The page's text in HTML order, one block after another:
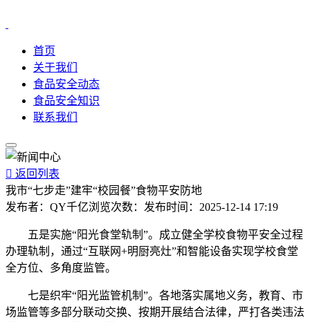
首页
关于我们
食品安全动态
食品安全知识
联系我们
 返回列表
我市“七步走”建牢“校园餐”食物平安防地
发布者： QY千亿浏览次数： 发布时间： 2025-12-14 17:19
五是实施“阳光食堂轨制”。成立健全学校食物平安全过程
办理轨制，通过“互联网+明厨亮灶”和智能设备实现学校食堂
全方位、多角度监管。
七是织牢“阳光监管机制”。各地落实属地义务，教育、市
场监管等多部分联动交换、按期开展结合法律，严打各类违法